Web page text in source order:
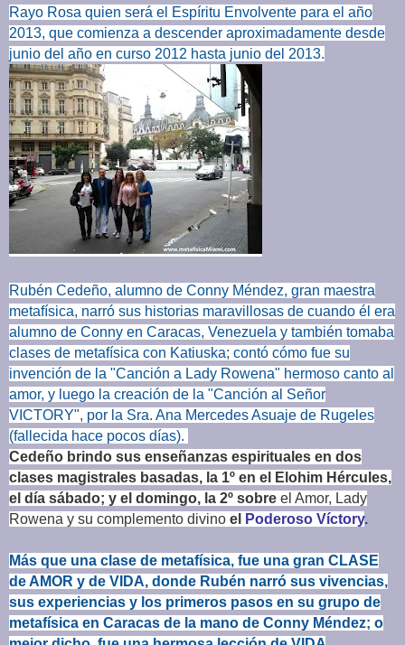
Rayo Rosa quien será el Espíritu Envolvente para el año
2013, que comienza a descender aproximadamente desde
junio del año en curso 2012 hasta junio del 2013.
Rubén Cedeño, alumno de Conny Méndez, gran maestra
metafísica, narró sus historias maravillosas de cuando él era
alumno de Conny en Caracas, Venezuela y también tomaba
clases de metafísica con Katiuska; contó cómo fue su
invención de la "Canción a Lady Rowena" hermoso canto al
amor, y luego la creación de la "Canción al Señor
VICTORY", por la Sra. Ana Mercedes Asuaje de Rugeles
(fallecida hace pocos días).
Cedeño brindo sus enseñanzas espirituales en dos
clases magistrales basadas, la 1º en el Elohim Hércules,
el día sábado; y el domingo, la 2º sobre el Amor, Lady
Rowena y su complemento divino el Poderoso Víctory.
Más que una clase de metafísica, fue una gran CLASE
de AMOR y de VIDA, donde Rubén narró sus vivencias,
sus experiencias y los primeros pasos en su grupo de
metafísica en Caracas de la mano de Conny Méndez; o